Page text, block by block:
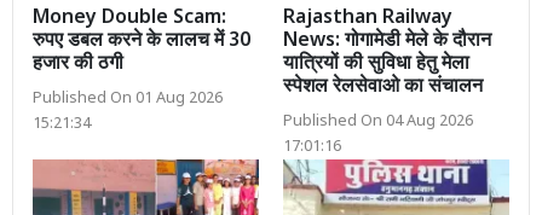
Money Double Scam:
रुपए डबल करने के लालच में 30
हजार की ठगी
Published On 01 Aug 2026
15:21:34
Rajasthan Railway
News: गोगामेडी मेले के दौरान
यात्रियों की सुविधा हेतु मेला
स्पेशल रेलसेवाओ का संचालन
Published On 04 Aug 2026
17:01:16